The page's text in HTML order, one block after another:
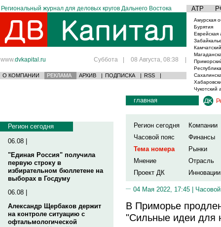
Региональный журнал для деловых кругов Дальнего Востока АТР
www.dvkapital.ru Суббота | 08 Августа, 08:38 |
О КОМПАНИИ РЕКЛАМА АРХИВ | ПОДПИСКА | RSS |
Амурская
Бурятия
Еврейская
Чукотский
Регион сегодня
06.08 |
"Единая Россия" получила
первую строку в
избирательном бюллетене на
выборах в Госдуму
06.08 |
Александр Щербаков держит
на контроле ситуацию с
офтальмологической
главная
Регион сегодня
Компании
Часовой пояс
Финансы
Тема номера
Рынки
Мнение
Отрасль
Проект ДК
Инновации
04 Мая 2022, 17:45 |
В Приморье
"Сильные идеи для